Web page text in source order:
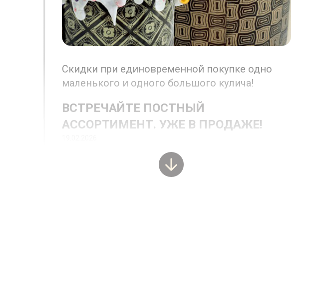
Скидки при единовременной покупке одно
маленького и одного большого кулича!
ВСТРЕЧАЙТЕ ПОСТНЫЙ
АССОРТИМЕНТ. УЖЕ В ПРОДАЖЕ!